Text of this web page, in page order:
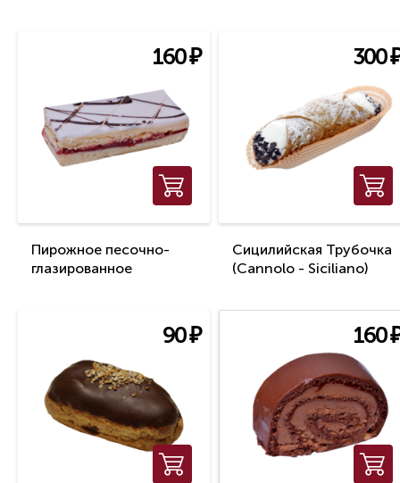
160₽
Пирожное песочно-
глазированное
300
Сицилийская Трубочка
(Cannolo - Siciliano)
90₽ 160